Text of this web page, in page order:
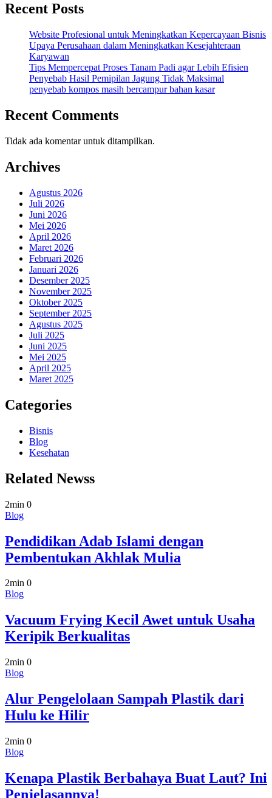
Recent Posts
Website Profesional untuk Meningkatkan Kepercayaan Bisnis
Upaya Perusahaan dalam Meningkatkan Kesejahteraan
Karyawan
Tips Mempercepat Proses Tanam Padi agar Lebih Efisien
Penyebab Hasil Pemipilan Jagung Tidak Maksimal
penyebab kompos masih bercampur bahan kasar
Recent Comments
Tidak ada komentar untuk ditampilkan.
Archives
Agustus 2026
Juli 2026
Juni 2026
Mei 2026
April 2026
Maret 2026
Februari 2026
Januari 2026
Desember 2025
November 2025
Oktober 2025
September 2025
Agustus 2025
Juli 2025
Juni 2025
Mei 2025
April 2025
Maret 2025
Categories
Bisnis
Blog
Kesehatan
Related Newss
2min 0
Blog
Pendidikan Adab Islami dengan
Pembentukan Akhlak Mulia
2min 0
Blog
Vacuum Frying Kecil Awet untuk Usaha
Keripik Berkualitas
2min 0
Blog
Alur Pengelolaan Sampah Plastik dari
Hulu ke Hilir
2min 0
Blog
Kenapa Plastik Berbahaya Buat Laut? Ini
Penjelasannya!